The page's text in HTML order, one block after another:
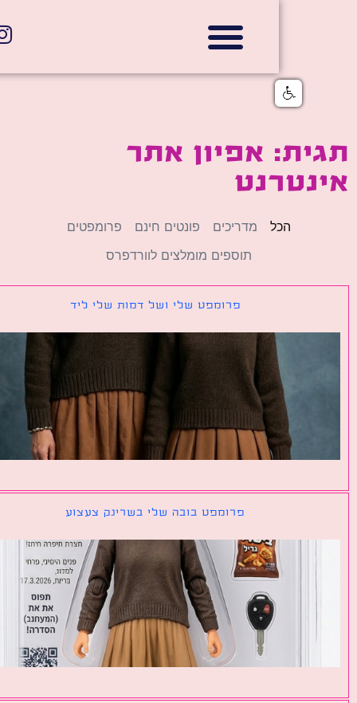
אפיון אתר
מדריכים פונטים חינם
פרומפטים
תוספים מומלצים לוורדפרס
פרומפט שלי ושל דמות שלי ליד
פרומפט בובה שלי בשרינק צעצוע